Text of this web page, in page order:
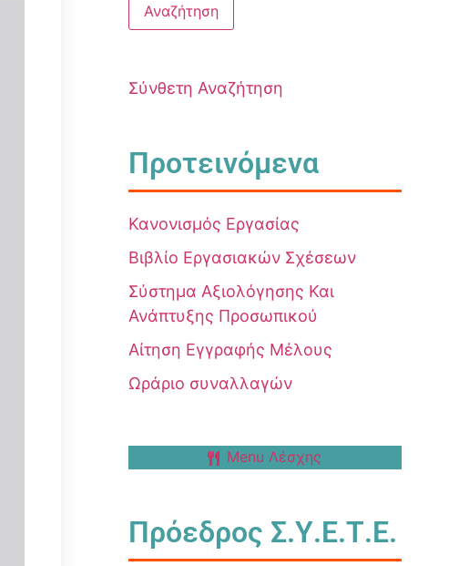
Σύνθετη Αναζήτηση
Προτεινόμενα
Κανονισμός Εργασίας
Βιβλίο Εργασιακών Σχέσεων
Σύστημα Αξιολόγησης Και
Ανάπτυξης Προσωπικού
Αίτηση Εγγραφής Μέλους
Ωράριο συναλλαγών
Menu Λέσχης
Πρόεδρος Σ.Υ.Ε.Τ.Ε.